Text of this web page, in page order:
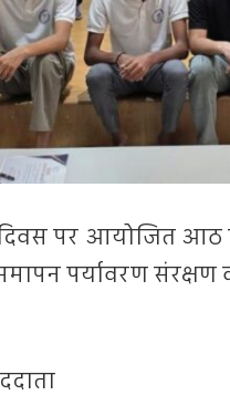
दिवस पर आयोजित आठ
पर्यावरण